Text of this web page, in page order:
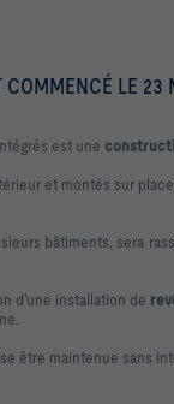
LE
est une
et montés sur
bâtiments, sera
d'une installation de
être maintenue sans